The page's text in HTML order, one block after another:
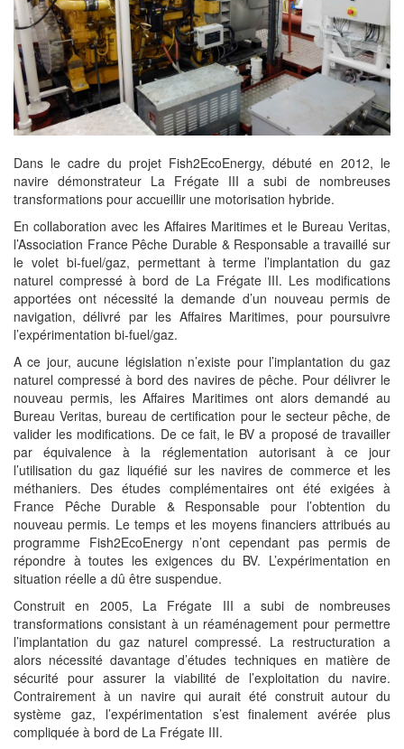
Dans le cadre du projet Fish2EcoEnergy, débuté en 2012, le
navire démonstrateur La Frégate III a subi de nombreuses
transformations pour accueillir une motorisation hybride.
En collaboration avec les Affaires Maritimes et le Bureau Veritas,
l’Association France Pêche Durable & Responsable a travaillé sur
le volet bi-fuel/gaz, permettant à terme l’implantation du gaz
naturel compressé à bord de La Frégate III. Les modifications
apportées ont nécessité la demande d’un nouveau permis de
navigation, délivré par les Affaires Maritimes, pour poursuivre
l’expérimentation bi-fuel/gaz.
A ce jour, aucune législation n’existe pour l’implantation du gaz
naturel compressé à bord des navires de pêche. Pour délivrer le
nouveau permis, les Affaires Maritimes ont alors demandé au
Bureau Veritas, bureau de certification pour le secteur pêche, de
valider les modifications. De ce fait, le BV a proposé de travailler
par équivalence à la réglementation autorisant à ce jour
l’utilisation du gaz liquéfié sur les navires de commerce et les
méthaniers. Des études complémentaires ont été exigées à
France Pêche Durable & Responsable pour l’obtention du
nouveau permis. Le temps et les moyens financiers attribués au
programme Fish2EcoEnergy n’ont cependant pas permis de
répondre à toutes les exigences du BV. L’expérimentation en
situation réelle a dû être suspendue.
Construit en 2005, La Frégate III a subi de nombreuses
transformations consistant à un réaménagement pour permettre
l’implantation du gaz naturel compressé. La restructuration a
alors nécessité davantage d’études techniques en matière de
sécurité pour assurer la viabilité de l’exploitation du navire.
Contrairement à un navire qui aurait été construit autour du
système gaz, l’expérimentation s’est finalement avérée plus
compliquée à bord de La Frégate III.